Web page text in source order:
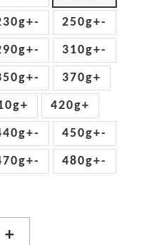
250g+-
310g+-
370g+
420g+
450g+-
480g+-
+